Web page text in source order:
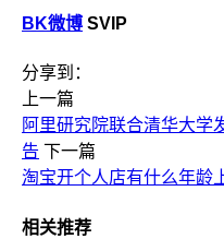
BK微博 SVIP
分享到：
上一篇
阿里研究院联合清华大学
告 下一篇
淘宝开个人店有什么年龄
相关推荐